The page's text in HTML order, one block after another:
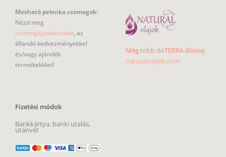
Mosható pelenka csomagok:
Nézd meg
csomagajánlatainkat, az
állandó kedvezményekkel
és/vagy ajándék
termékekkkel!
Fizetési módok
Bankkártya, banki utalás,
utánvét
Még több doTERRA illóolaj:
naturalolajok.com